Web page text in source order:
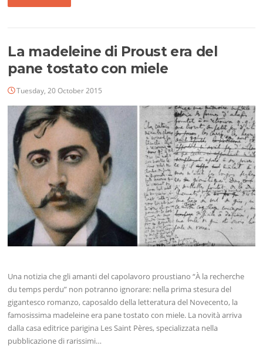
La madeleine di Proust era del
pane tostato con miele
Tuesday, 20 October 2015
Una notizia che gli amanti del capolavoro proustiano “À la recherche
du temps perdu” non potranno ignorare: nella prima stesura del
gigantesco romanzo, caposaldo della letteratura del Novecento, la
famosissima madeleine era pane tostato con miele. La novità arriva
dalla casa editrice parigina Les Saint Pères, specializzata nella
pubblicazione di rarissimi…